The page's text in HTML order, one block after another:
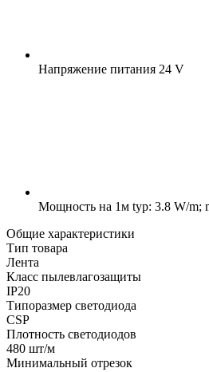
Напряжение питания 24 V
Мощность на 1м typ: 3.8 W/m;
Общие характеристики
Тип товара
Лента
Класс пылевлагозащиты
IP20
Типоразмер светодиода
CSP
Плотность светодиодов
480 шт/м
Минимальный отрезок